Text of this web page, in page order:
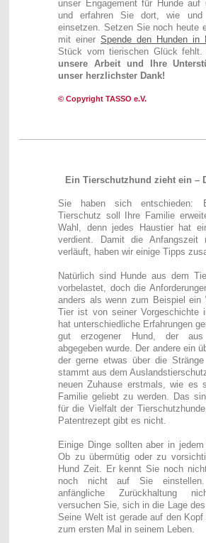
unser Engagement für Hunde auf
und erfahren Sie dort, wie
einsetzen. Setzen Sie noch heute
mit einerSpende den Hunden in
Stück vom tierischen Glück fehlt.
unsere Arbeit und Ihre
unser herzlichster Dank!
© Copyright TASSO e.V.
Ein Tierschutzhund zieht ein –
Sie haben sich entschieden:
Tierschutz soll Ihre Familie
Wahl, denn jedes Haustier hat
verdient. Damit die Anfangszeit
verläuft, haben wir einige Tipps
Natürlich sind Hunde aus dem
vorbelastet, doch die
anders als wenn zum Beispiel ein
Tier ist von seiner Vorgeschichte
hat unterschiedliche Erfahrungen
gut erzogener Hund, der aus
abgegeben wurde. Der andere ein
der gerne etwas über die
stammt aus dem
neuen Zuhause erstmals, wie es
Familie geliebt zu werden. Das
für die Vielfalt der
Patentrezept gibt es nicht.
Einige Dinge sollten aber in
Ob zu übermütig oder zu
Hund Zeit. Er kennt Sie noch
noch nicht auf Sie
anfängliche Zurückhaltung
versuchen Sie, sich in die Lage
Seine Welt ist gerade auf den
zum ersten Mal in seinem Leben.